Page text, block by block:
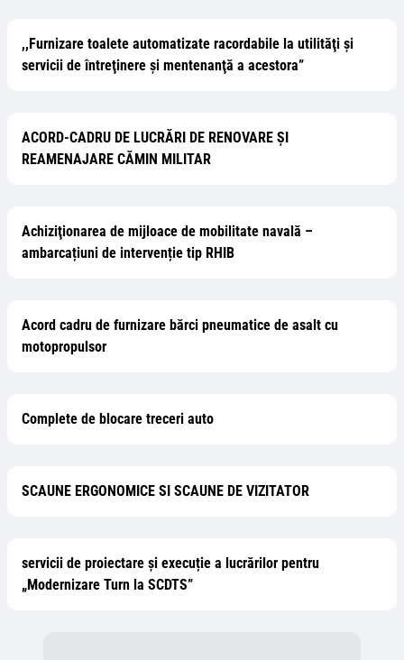
,,Furnizare toalete automatizate racordabile la utilităţi şi
servicii de întreţinere şi mentenanţă a acestora”
ACORD-CADRU DE LUCRĂRI DE RENOVARE ȘI
REAMENAJARE CĂMIN MILITAR
Achiziţionarea de mijloace de mobilitate navală –
ambarcațiuni de intervenție tip RHIB
Acord cadru de furnizare bărci pneumatice de asalt cu
motopropulsor
Complete de blocare treceri auto
SCAUNE ERGONOMICE SI SCAUNE DE VIZITATOR
servicii de proiectare și execuție a lucrărilor pentru
„Modernizare Turn la SCDTS”